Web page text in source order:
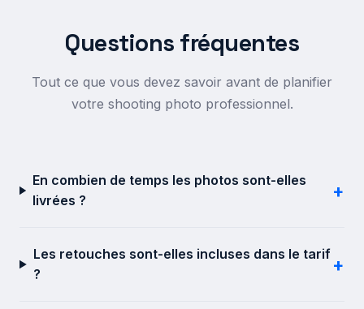
Questions fréquentes
Tout ce que vous devez savoir avant de planifier
votre shooting photo professionnel.
En combien de temps les photos sont-elles
livrées ?
+
Les retouches sont-elles incluses dans le tarif
?
+